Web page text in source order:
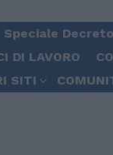
Speciale
DI LAVORO
SITI